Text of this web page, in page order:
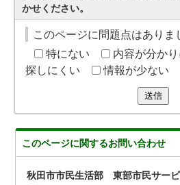
かせください。
このページに問題点はありま
特にない
内容が分か
探しにくい
情報が少ない
送信
このページに関するお問い合わせ
秋田市市民生活部 東部市民サー